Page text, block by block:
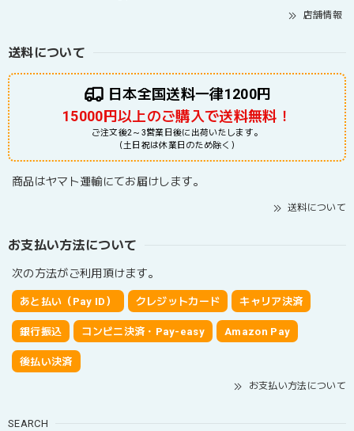
店舗情報
送料について
日本全国送料一律1200円
15000円以上のご購入で送料無料！
ご注文後2～3営業日後に出荷いたします。
（土日祝は休業日のため除く）
商品はヤマト運輸にてお届けします。
送料について
お支払い方法について
次の方法がご利用頂けます。
あと払い（Pay ID） クレジットカード キャリア決済
銀行振込 コンビニ決済・Pay-easy Amazon Pay
後払い決済
お支払い方法について
SEARCH